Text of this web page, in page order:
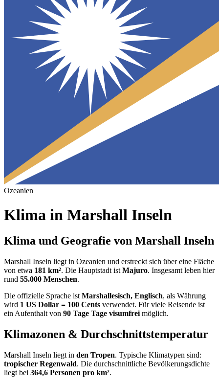
Ozeanien
Klima in Marshall Inseln
Klima und Geografie von Marshall Inseln
Marshall Inseln liegt in Ozeanien und erstreckt sich über eine Fläche
von etwa 181 km². Die Hauptstadt ist Majuro. Insgesamt leben hier
rund 55.000 Menschen.
Die offizielle Sprache ist Marshallesisch, Englisch, als Währung
wird 1 US Dollar = 100 Cents verwendet. Für viele Reisende ist
ein Aufenthalt von 90 Tage Tage visumfrei möglich.
Klimazonen & Durchschnittstemperatur
Marshall Inseln liegt in den Tropen. Typische Klimatypen sind:
tropischer Regenwald. Die durchschnittliche Bevölkerungsdichte
liegt bei 364,6 Personen pro km².